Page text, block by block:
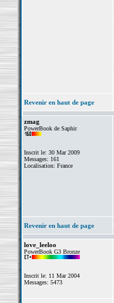
Revenir en haut de page
zmag
PowerBook de Saphir
Inscrit le: 30 Mar 2009
Messages: 161
Localisation: France
Revenir en haut de page
love_leeloo
PowerBook G3 Bronze
Inscrit le: 11 Mar 2004
Messages: 5473